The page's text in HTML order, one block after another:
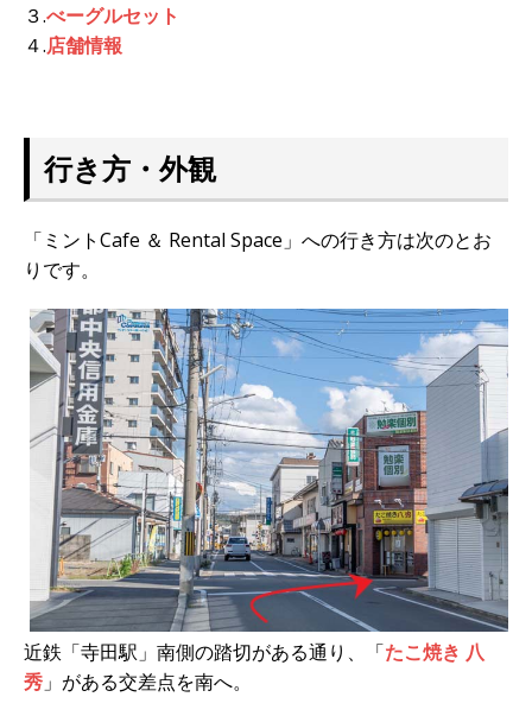
３.べーグルセット
４.店舗情報
行き方・外観
「ミントCafe ＆ Rental Space」への行き方は次のとお
りです。
近鉄「寺田駅」南側の踏切がある通り、「たこ焼き 八
秀 」がある交差点を南へ。